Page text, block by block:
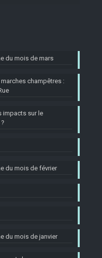
du mois de mars
champêtres :
impacts sur le
du mois de février
du mois de janvier